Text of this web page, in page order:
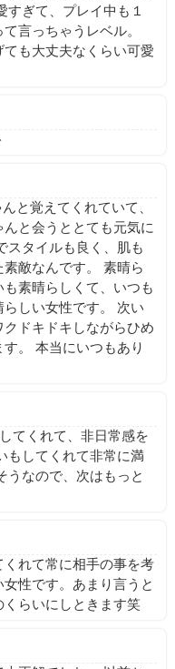
すぎて、プレイ中も１
言っちゃうレベル。
も大丈夫なくらい可愛
と覚えてくれていて、
と会うととても元気に
スタイルも良く、肌も
敵なんです。 素晴ら
素晴らしくて、いつも
しい女性です。 次い
ドキドキしながらひめ
。 本当にいつもあり
てくれて、非日常感を
もしてくれて非常に満
うなので、次はもっと
れて常に相手の事を考
性です。あまり言うと
くらいにしときます笑